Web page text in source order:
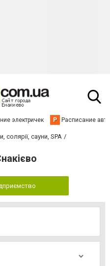
электричек Р Расписание
солярії, сауни, SPA